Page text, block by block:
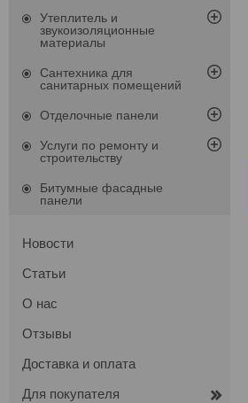
Утеплитель и
звукоизоляционные
материалы
Сантехника для
санитарных помещений
Отделочные панели
Услуги по ремонту и
строительству
Битумные фасадные
панели
Новости
Статьи
О нас
Отзывы
Доставка и оплата
Для покупателя